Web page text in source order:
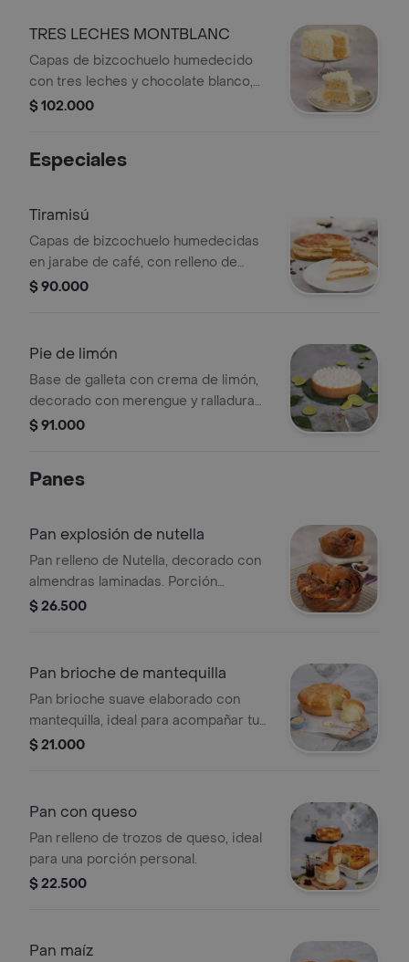
TRES LECHES MONTBLANC
Capas de bizcochuelo humedecido
con tres leches y chocolate blanco,
cubierta con ralladura de chocolate
$ 102.000
Especiales
Tiramisú
Capas de bizcochuelo humedecidas
en jarabe de café, con relleno de
crema dulce de queso crema, 14
$ 90.000
Pie de limón
Base de galleta con crema de limón,
decorado con merengue y ralladura
de limón, 14 porciones.
$ 91.000
Panes
Pan explosión de nutella
Pan relleno de Nutella, decorado con
almendras laminadas. Porción
personal.
$ 26.500
Pan brioche de mantequilla
Pan brioche suave elaborado con
mantequilla, ideal para acompañar tus
comidas. Porción personal.
$ 21.000
Pan con queso
Pan relleno de trozos de queso, ideal
para una porción personal.
$ 22.500
Pan maíz